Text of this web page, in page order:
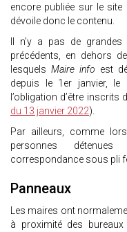
encore publiée sur le
dévoile donc le contenu.
Il n’y a pas de
précédents, en dehors
lesquelsMaire info est
depuis le 1er janvier, le
l’obligation d’être
du 13 janvier 2022).
Par ailleurs, comme
personnes
correspondance sous pli
Panneaux
Les maires ont
à proximité des